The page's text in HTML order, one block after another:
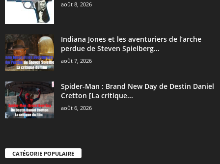
août 8, 2026
Indiana Jones et les aventuriers de l’arche
perdue de Steven Spielberg...
août 7, 2026
Spider-Man : Brand New Day de Destin Daniel
Cretton [La critique...
août 6, 2026
CATÉGORIE POPULAIRE